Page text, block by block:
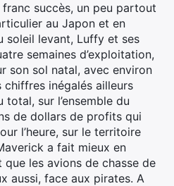
succès, un peu partout
au Japon et en
soleil levant, Luffy et ses
semaines d’exploitation,
son sol natal, avec environ
chiffres inégalés ailleurs
total, sur l’ensemble du
de dollars de profits qui
l’heure, sur le territoire
a fait mieux en
les avions de chasse de
aussi, face aux pirates. A